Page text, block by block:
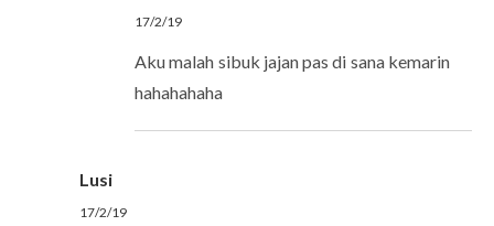
17/2/19
Aku malah sibuk jajan pas di sana kemarin
hahahahaha
Lusi
17/2/19